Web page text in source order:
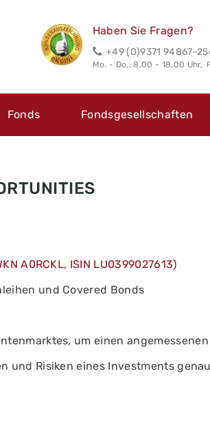
Haben Sie Fragen?
+49 (0)9371 94867-
Mo. - Do.: 8.00 - 18.00 Uhr,
Fonds Fondsgesellschaften
A0RCKL, ISIN LU0399027613)
und Covered Bonds
um einen
und Risiken eines Investments